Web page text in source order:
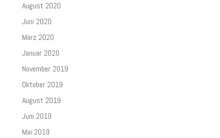
August 2020
Juni 2020
März 2020
Januar 2020
November 2019
Oktober 2019
August 2019
Juni 2019
Mai 2019